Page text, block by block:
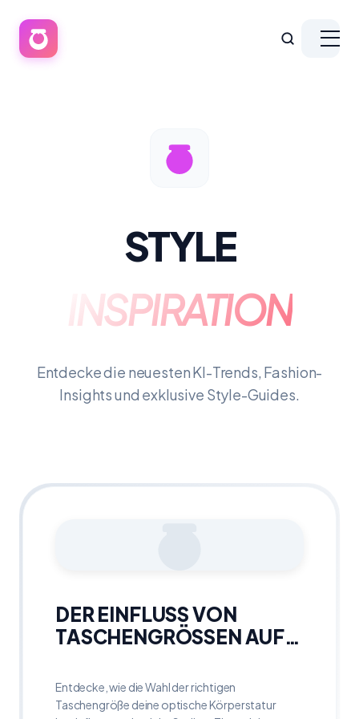
STYLE
INSPIRATION
Entdecke die neuesten KI-Trends, Fashion-
Insights und exklusive Style-Guides.
DER EINFLUSS VON
TASCHENGRÖSSEN AUF D
ÖRPERSTATUR
Entdecke, wie die Wahl der richtigen
Taschengröße deine optische Körperstatur